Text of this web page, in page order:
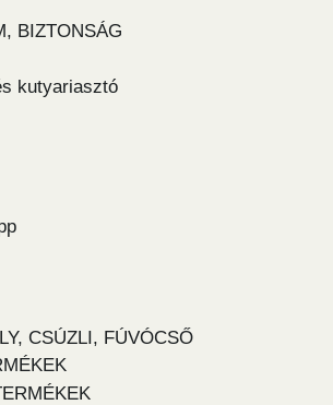
BIZTONSÁG
kutyariasztó
CSÚZLI, FÚVÓCSŐ